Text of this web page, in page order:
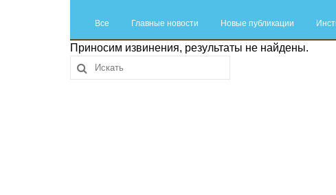
Все Главные новости Новые публикации
Приносим извинения, результаты не найдены.